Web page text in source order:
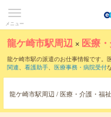
メニュー
龍ケ崎市駅周辺 × 医療
龍ケ崎市駅の派遣のお仕事情報です。
関連、 看護助手、 医療事務・病院受付
龍ケ崎市駅周辺 / 医療・介護・福